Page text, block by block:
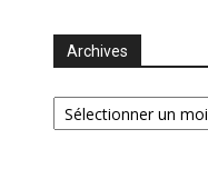
Archives
Archives